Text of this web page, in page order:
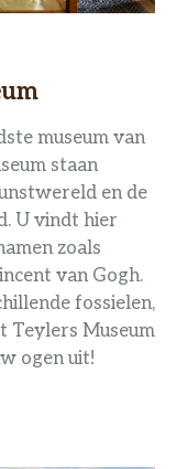
museum van
staan
en de
U vindt hier
zoals
van Gogh.
fossielen,
Teylers Museum
ogen uit!